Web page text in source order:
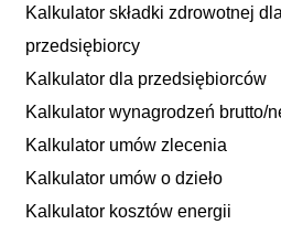
Kalkulator składki zdrowotnej dla
przedsiębiorcy
Kalkulator dla przedsiębiorców
Kalkulator wynagrodzeń brutto/
Kalkulator umów zlecenia
Kalkulator umów o dzieło
Kalkulator kosztów energii